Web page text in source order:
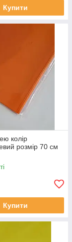
Купити
колір
розмір 70 см
Купити